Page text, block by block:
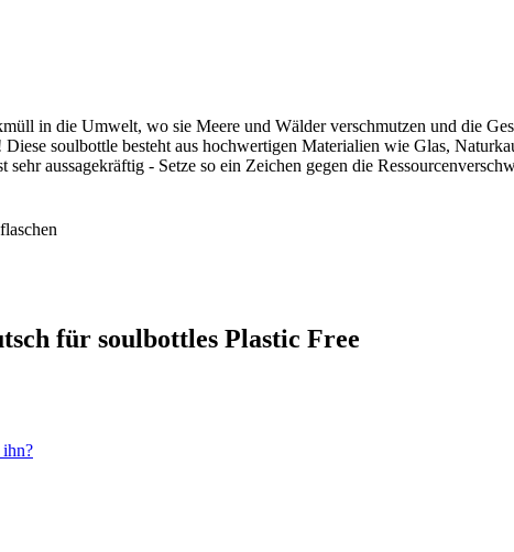
in die Umwelt, wo sie Meere und Wälder verschmutzen und die
soulbottle besteht aus hochwertigen Materialien wie Glas,
sehr aussagekräftig - Setze so ein Zeichen gegen die
für soulbottles Plastic Free